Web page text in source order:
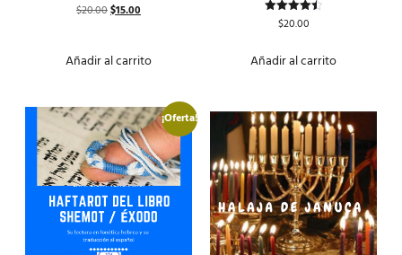
Valorado
con
$20.00$15.00
Añadir al carrito
Valorado
$20.00
Añadir al carrito
¡Oferta!